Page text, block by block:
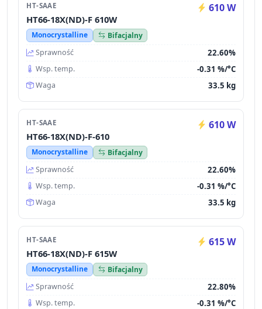
HT-SAAE 610 W
HT66-18X(ND)-F 610W
Monocrystalline
Bifacjalny
Sprawność
22.60%
Wsp. temp. -0.31 %/°C
Waga 33.5 kg
HT-SAAE 610 W
HT66-18X(ND)-F-610
Monocrystalline
Bifacjalny
Sprawność
22.60%
Wsp. temp. -0.31 %/°C
Waga 33.5 kg
HT-SAAE 615 W
HT66-18X(ND)-F 615W
Monocrystalline
Bifacjalny
Sprawność
22.80%
Wsp. temp. -0.31 %/°C